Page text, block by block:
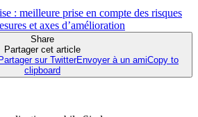
: meilleure prise en compte des risques
et axes d’amélioration
Share
Partager cet article
sur TwitterEnvoyer à un amiCopy to
clipboard